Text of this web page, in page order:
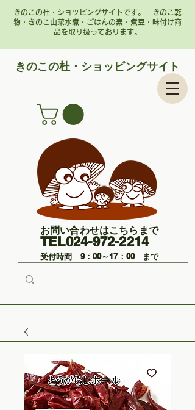
きのこの杜・ショッピングサイトです。 きのこ乾
物・きのこ山菜水煮・ごはんの素・煮豆・味付け商
品を取り扱っております。
​きのこの杜・ショッピングサイト
お問い合わせはこちらまで
TEL024-972-2214
受付時間 9：00～17：00 まで